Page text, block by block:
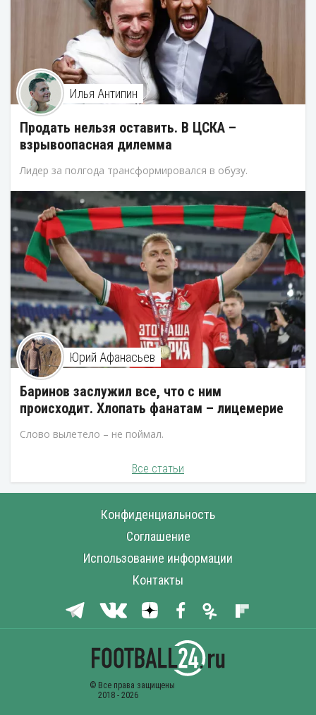
Илья Антипин
Продать нельзя оставить. В ЦСКА –
взрывоопасная дилемма
Лидер за полгода трансформировался в обузу.
Юрий Афанасьев
Баринов заслужил все, что с ним
происходит. Хлопать фанатам – лицемерие
Слово вылетело – не поймал.
Все статьи
Конфиденциальность
Соглашение
Использование информации
Контакты